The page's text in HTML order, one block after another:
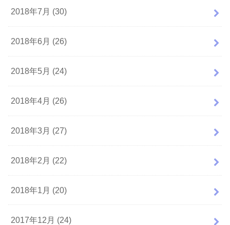
2018年7月 (30)
2018年6月 (26)
2018年5月 (24)
2018年4月 (26)
2018年3月 (27)
2018年2月 (22)
2018年1月 (20)
2017年12月 (24)